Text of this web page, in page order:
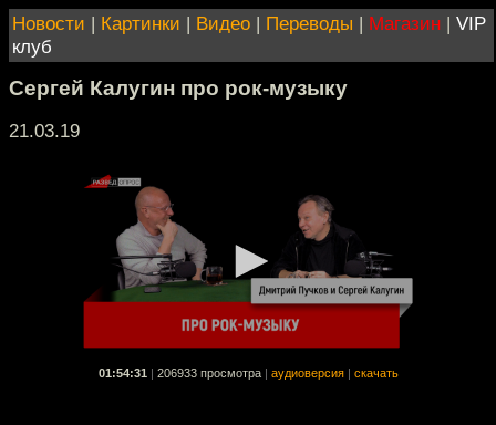
Новости | Картинки | Видео | Переводы | Магазин | VIP
клуб
Сергей Калугин про рок-музыку
21.03.19
01:54:31 206933 просмотра аудиоверсия скачать